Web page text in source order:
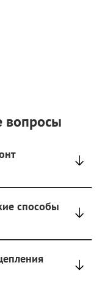
вопросы
способы